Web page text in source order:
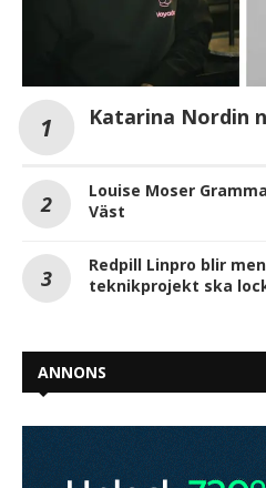
Katarina Nordin
Louise Moser
Väst
Redpill Linpro blir
teknikprojekt ska
ANNONS